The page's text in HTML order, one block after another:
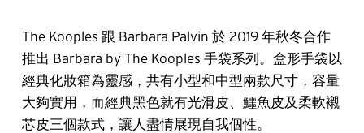
The Kooples 跟 Barbara Palvin 於 2019 年秋冬合作
推出 Barbara by The Kooples 手袋系列。盒形手袋以
經典化妝箱為靈感，共有小型和中型兩款尺寸，容量
大夠實用，而經典黑色就有光滑皮、鱷魚皮及柔軟襯
芯皮三個款式，讓人盡情展現自我個性。